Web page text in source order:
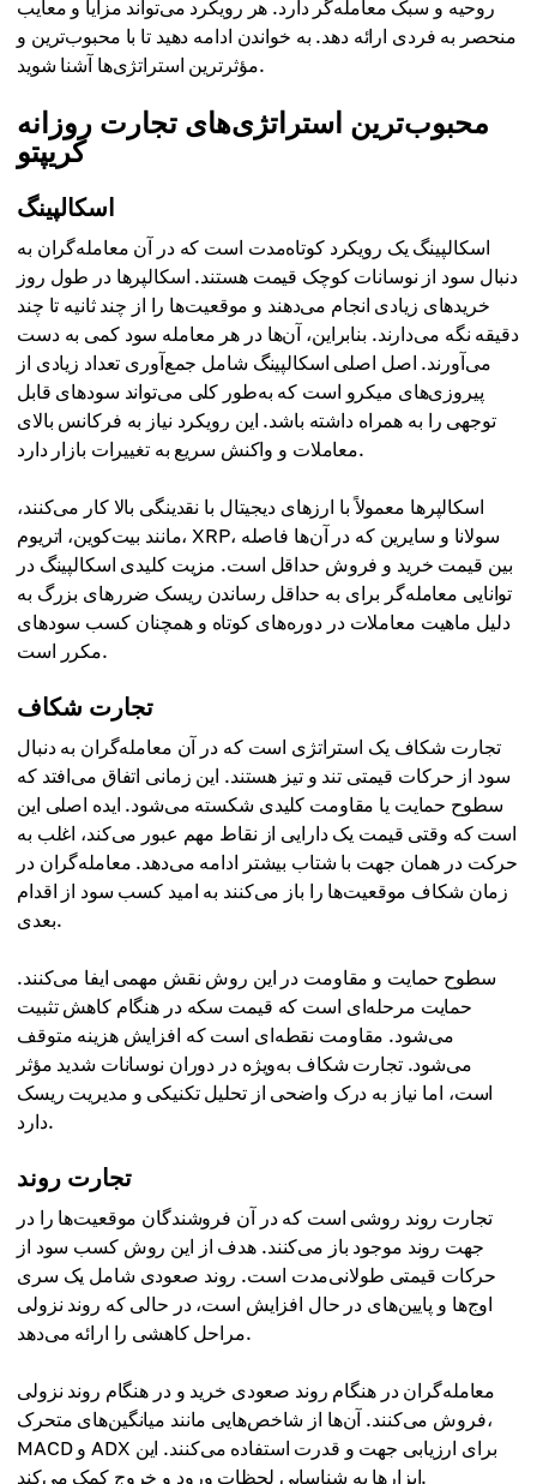
روحیه و سبک معامله‌گر دارد. هر رویکرد می‌تواند مزایا و معایب
منحصر به فردی ارائه دهد. به خواندن ادامه دهید تا با محبوب‌ترین و
مؤثرترین استراتژی‌ها آشنا شوید.
محبوب‌ترین استراتژی‌های تجارت روزانه
کریپتو
اسکالپینگ
اسکالپینگ یک رویکرد کوتاه‌مدت است که در آن معامله‌گران به
دنبال سود از نوسانات کوچک قیمت هستند. اسکالپرها در طول روز
خریدهای زیادی انجام می‌دهند و موقعیت‌ها را از چند ثانیه تا چند
دقیقه نگه می‌دارند. بنابراین، آن‌ها در هر معامله سود کمی به دست
می‌آورند. اصل اصلی اسکالپینگ شامل جمع‌آوری تعداد زیادی از
پیروزی‌های میکرو است که به‌طور کلی می‌تواند سودهای قابل
توجهی را به همراه داشته باشد. این رویکرد نیاز به فرکانس بالای
معاملات و واکنش سریع به تغییرات بازار دارد.
اسکالپرها معمولاً با ارزهای دیجیتال با نقدینگی بالا کار می‌کنند،
مانند بیت‌کوین، اتریوم، XRP، سولانا و سایرین که در آن‌ها فاصله
بین قیمت خرید و فروش حداقل است. مزیت کلیدی اسکالپینگ در
توانایی معامله‌گر برای به حداقل رساندن ریسک ضررهای بزرگ به
دلیل ماهیت معاملات در دوره‌های کوتاه و همچنان کسب سود‌های
مکرر است.
تجارت شکاف
تجارت شکاف یک استراتژی است که در آن معامله‌گران به دنبال
سود از حرکات قیمتی تند و تیز هستند. این زمانی اتفاق می‌افتد که
سطوح حمایت یا مقاومت کلیدی شکسته می‌شود. ایده اصلی این
است که وقتی قیمت یک دارایی از نقاط مهم عبور می‌کند، اغلب به
حرکت در همان جهت با شتاب بیشتر ادامه می‌دهد. معامله‌گران در
زمان شکاف موقعیت‌ها را باز می‌کنند به امید کسب سود از اقدام
بعدی.
سطوح حمایت و مقاومت در این روش نقش مهمی ایفا می‌کنند.
حمایت مرحله‌ای است که قیمت سکه در هنگام کاهش تثبیت
می‌شود. مقاومت نقطه‌ای است که افزایش هزینه متوقف
می‌شود. تجارت شکاف به‌ویژه در دوران نوسانات شدید مؤثر
است، اما نیاز به درک واضحی از تحلیل تکنیکی و مدیریت ریسک
دارد.
تجارت روند
تجارت روند روشی است که در آن فروشندگان موقعیت‌ها را در
جهت روند موجود باز می‌کنند. هدف از این روش کسب سود از
حرکات قیمتی طولانی‌مدت است. روند صعودی شامل یک سری
اوج‌ها و پایین‌های در حال افزایش است، در حالی که روند نزولی
مراحل کاهشی را ارائه می‌دهد.
معامله‌گران در هنگام روند صعودی خرید و در هنگام روند نزولی
فروش می‌کنند. آن‌ها از شاخص‌هایی مانند میانگین‌های متحرک،
MACD و ADX برای ارزیابی جهت و قدرت استفاده می‌کنند. این
ابزارها به شناسایی لحظات ورود و خروج کمک می‌کند.